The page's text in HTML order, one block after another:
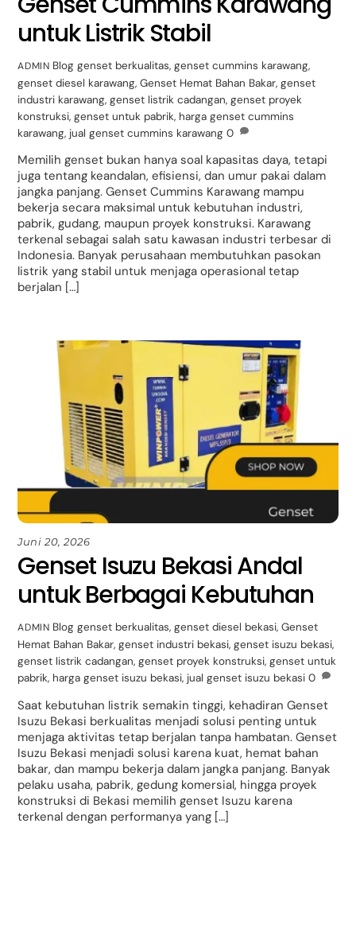
untuk Listrik Stabil
ADMIN Blog genset berkualitas,genset cummins karawang,
genset diesel karawang,Genset Hemat Bahan Bakar,genset
industri karawang,genset listrik cadangan,genset proyek
konstruksi,genset untuk pabrik, harga genset cummins
karawang, jual genset cummins karawang 0
Memilih genset bukan hanya soal kapasitas daya, tetapi
juga tentang keandalan, efisiensi, dan umur pakai dalam
jangka panjang. Genset Cummins Karawang mampu
bekerja secara maksimal untuk kebutuhan industri,
pabrik, gudang, maupun proyek konstruksi. Karawang
terkenal sebagai salah satu kawasan industri terbesar di
Indonesia. Banyak perusahaan membutuhkan pasokan
listrik yang stabil untuk menjaga operasional tetap
berjalan […]
Juni 20, 2026
Genset Isuzu Bekasi Andal
untuk Berbagai Kebutuhan
ADMIN Blog genset berkualitas,genset diesel bekasi,Genset
Hemat Bahan Bakar,genset industri bekasi,genset isuzu bekasi,
genset listrik cadangan,genset proyek konstruksi,genset untuk
pabrik, harga genset isuzu bekasi, jual genset isuzu bekasi 0
Saat kebutuhan listrik semakin tinggi, kehadiran Genset
Isuzu Bekasi berkualitas menjadi solusi penting untuk
menjaga aktivitas tetap berjalan tanpa hambatan. Genset
Isuzu Bekasi menjadi solusi karena kuat, hemat bahan
bakar, dan mampu bekerja dalam jangka panjang. Banyak
pelaku usaha, pabrik, gedung komersial, hingga proyek
konstruksi di Bekasi memilih genset Isuzu karena
terkenal dengan performanya yang […]